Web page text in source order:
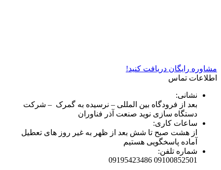
مشاوره رایگان دریافت کنید!
اطلاعات تماس
نشانی:
بعد از فرودگاه بین المللی – نرسیده به گمرک – شرکت
دستگاه سازی نوید صنعت آذر فناوران
ساعات کاری:
از هشت صبح تا شش بعد از ظهر به غیر روز های تعطیل
آماده پاسخگویی هستیم
شماره تلفن:
09100852501 09195423486